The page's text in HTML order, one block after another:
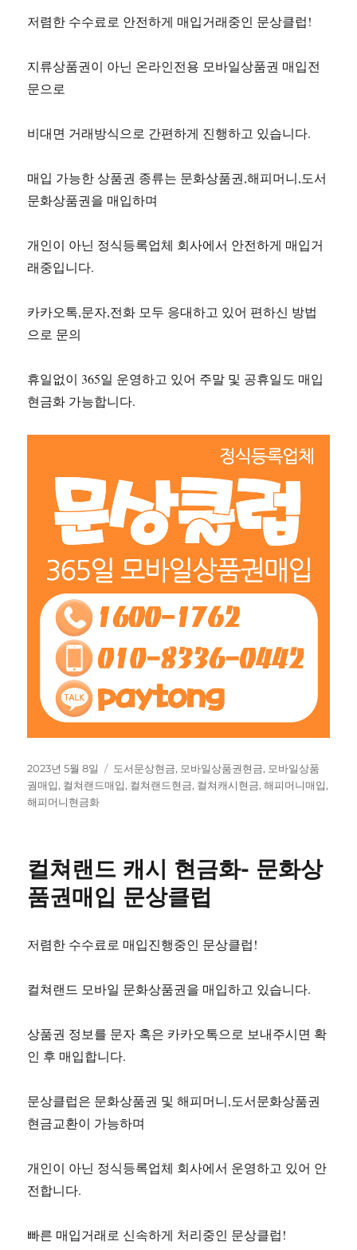
저렴한 수수료로 안전하게 매입거래중인 문상클럽!
지류상품권이 아닌 온라인전용 모바일상품권 매입전
문으로
비대면 거래방식으로 간편하게 진행하고 있습니다.
매입 가능한 상품권 종류는 문화상품권,해피머니,도서
문화상품권을 매입하며
개인이 아닌 정식등록업체 회사에서 안전하게 매입거
래중입니다.
카카오톡,문자,전화 모두 응대하고 있어 편하신 방법
으로 문의
휴일없이 365일 운영하고 있어 주말 및 공휴일도 매입
현금화 가능합니다.
작
성
일
2023년 5월 8일
태
그
도서문상현금, 모바일상품권현금, 모바일상품
궘매입, 컬쳐랜드매입, 컬쳐랜드현금, 컬쳐캐시현금,해피머니매입,
해피머니현금화
컬쳐랜드 캐시 현금화- 문화상
품권매입 문상클럽
저렴한 수수료로 매입진행중인 문상클럽!
컬쳐랜드 모바일 문화상품권을 매입하고 있습니다.
상품권 정보를 문자 혹은 카카오톡으로 보내주시면 확
인 후 매입합니다.
문상클럽은 문화상품권 및 해피머니,도서문화상품권
현금교환이 가능하며
개인이 아닌 정식등록업체 회사에서 운영하고 있어 안
전합니다.
빠른 매입거래로 신속하게 처리중인 문상클럽!